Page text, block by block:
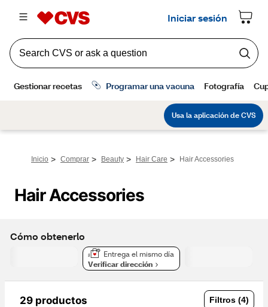
Inicio > Comprar > Beauty > Hair Care > Hair Accessories
Hair Accessories
Cómo obtenerlo
Entrega el mismo día
Verificar dirección
29 productos Filtros (4)